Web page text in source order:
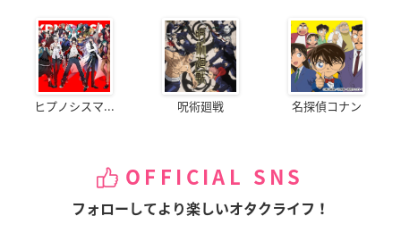
ヒプノシスマ... 呪術廻戦 名探偵コナン
OFFICIAL SNS
フォローしてより楽しいオタクライフ！